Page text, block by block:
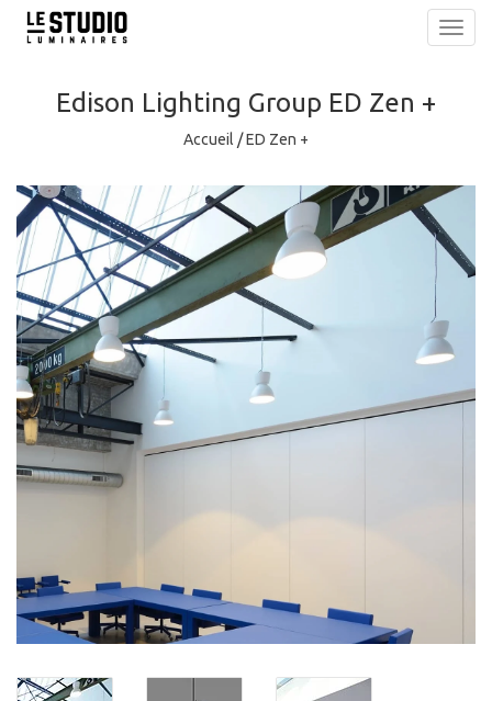
Edison Lighting Group ED Zen +
Accueil /ED Zen +